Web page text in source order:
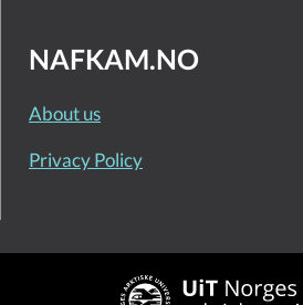
NAFKAM.NO
About us
Privacy Policy